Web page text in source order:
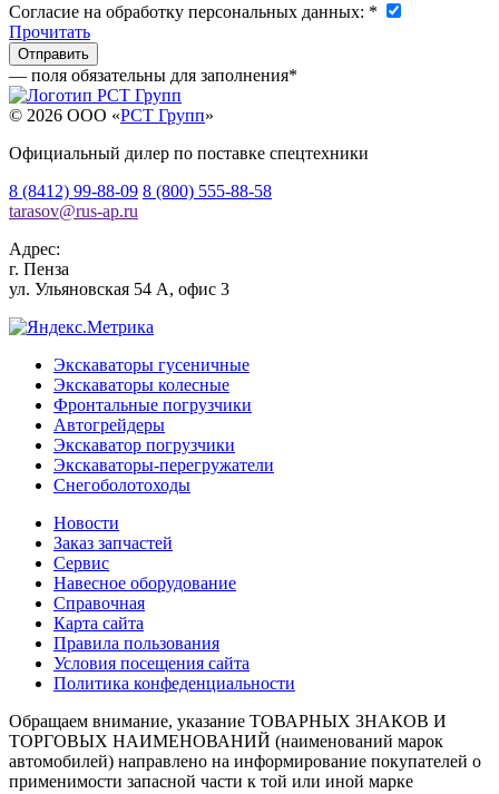
Согласие на обработку персональных данных: *
Прочитать
— поля обязательны для заполнения*
© 2026 OOO «РСТ Групп»
Официальный дилер по поставке спецтехники
8 (8412) 99-88-09 8 (800) 555-88-58
tarasov@rus-ap.ru
Адрес:
г. Пенза
ул. Ульяновская 54 А, офис 3
Экскаваторы гусеничные
Экскаваторы колесные
Фронтальные погрузчики
Автогрейдеры
Экскаватор погрузчики
Экскаваторы-перегружатели
Снегоболотоходы
Новости
Заказ запчастей
Сервис
Навесное оборудование
Справочная
Карта сайта
Правила пользования
Условия посещения сайта
Политика конфеденциальности
Обращаем внимание, указание ТОВАРНЫХ ЗНАКОВ И
ТОРГОВЫХ НАИМЕНОВАНИЙ (наименований марок
автомобилей) направлено на информирование покупателей о
применимости запасной части к той или иной марке